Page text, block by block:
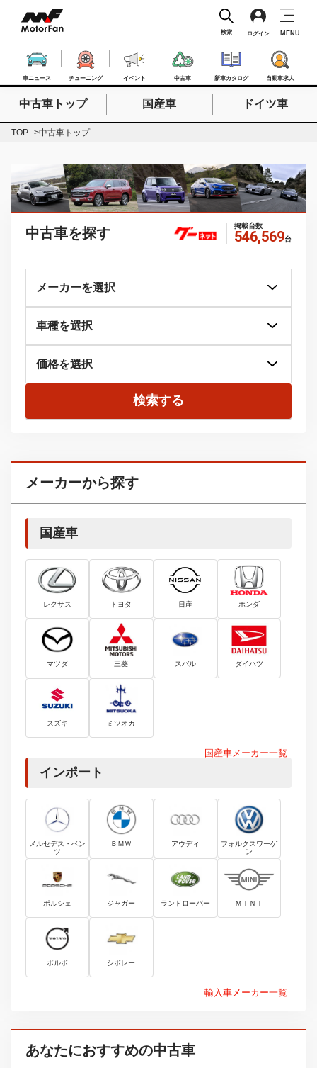
車ニュース チューニング イベント 中古車 新車カタログ 自動車求人
検索 ログイン MENU
検索したいキーワードを入力
中古車トップ 国産車 ドイツ車
TOP 中古車トップ
中古車を探す 掲載台数
546,569台
検索する
メーカーから探す
国産車
レクサス トヨタ 日産 ホンダ
マツダ 三菱 スバル ダイハツ
スズキ ミツオカ
国産車メーカー一覧
インポート
メルセデス・ベン
ツ
ＢＭＷ アウディ
フォルクスワーゲ
ン
ポルシェ ジャガー ランドローバー ＭＩＮＩ
ボルボ シボレー
輸入車メーカー一覧
あなたにおすすめの中古車